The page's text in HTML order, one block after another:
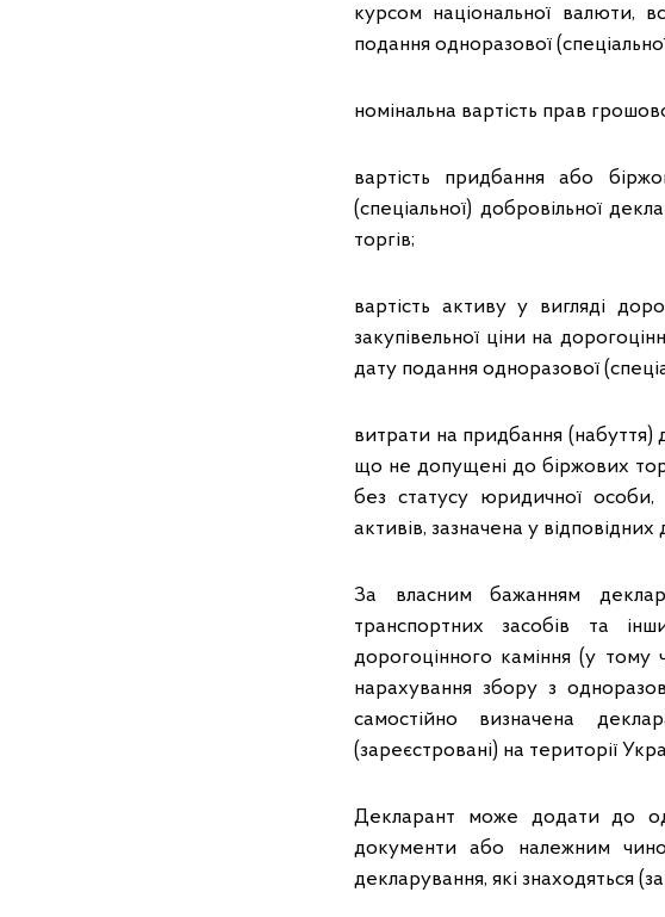
курсом національної валюти,
подання одноразової
номінальна вартість прав
вартість придбання або
(спеціальної) добровільної
торгів;
вартість активу у вигляді
закупівельної ціни на
дату подання одноразової
витрати на придбання (набуття)
що не допущені до біржових
без статусу юридичної особи,
активів, зазначена у
За власним бажанням
транспортних засобів та
дорогоцінного каміння (у тому
нарахування збору з
самостійно визначена
(зареєстровані) на території
Декларант може додати до
документи або належним
декларування, які знаходяться